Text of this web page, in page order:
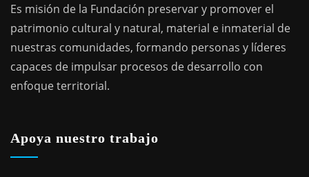
Es misión de la Fundación preservar y promover el
patrimonio cultural y natural, material e inmaterial de
nuestras comunidades, formando personas y líderes
capaces de impulsar procesos de desarrollo con
enfoque territorial.
Apoya nuestro trabajo